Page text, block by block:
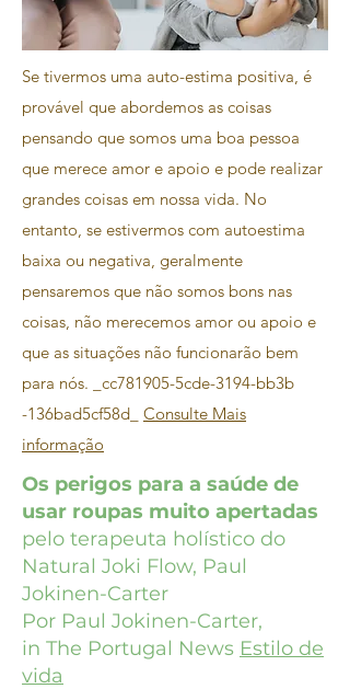
Se tivermos uma auto-estima positiva, é
provável que abordemos as coisas
pensando que somos uma boa pessoa
que merece amor e apoio e pode realizar
grandes coisas em nossa vida. No
entanto, se estivermos com autoestima
baixa ou negativa, geralmente
pensaremos que não somos bons nas
coisas, não merecemos amor ou apoio e
que as situações não funcionarão bem
para nós. _cc781905-5cde-3194-bb3b
-136bad5cf58d_ Consulte Mais
informação
Os perigos para a saúde de
usar roupas muito apertadas
pelo terapeuta holístico do
Natural Joki Flow, Paul
Jokinen-Carter
Por Paul Jokinen-Carter,
in The Portugal News Estilo de
vida